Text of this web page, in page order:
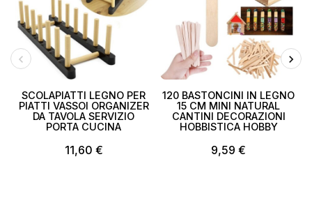
SCOLAPIATTI LEGNO PER
PIATTI VASSOI ORGANIZER
DA TAVOLA SERVIZIO
PORTA CUCINA
11,60 €
120 BASTONCINI IN LEGNO
15 CM MINI NATURAL
CANTINI DECORAZIONI
HOBBISTICA HOBBY
9,59 €